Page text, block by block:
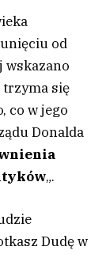
od
wskazano
trzyma się
co w jego
Donalda
„.
Dudę w